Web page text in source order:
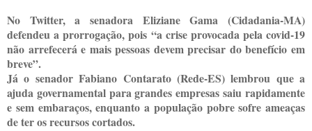
No Twitter, a senadora Eliziane Gama (Cidadania-MA)
defendeu a prorrogação, pois “a crise provocada pela covid-19
não arrefecerá e mais pessoas devem precisar do benefício em
breve”.
Já o senador Fabiano Contarato (Rede-ES) lembrou que a
ajuda governamental para grandes empresas saiu rapidamente
e sem embaraços, enquanto a população pobre sofre ameaças
de ter os recursos cortados.